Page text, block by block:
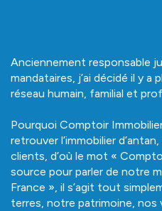
Anciennement responsable
mandataires, j’ai décidé il y a
réseau humain, familial et
Pourquoi Comptoir
retrouver l’immobilier
clients, d’où le mot «
source pour parler de notre
France », il s’agit tout
terres, notre patrimoine, nos